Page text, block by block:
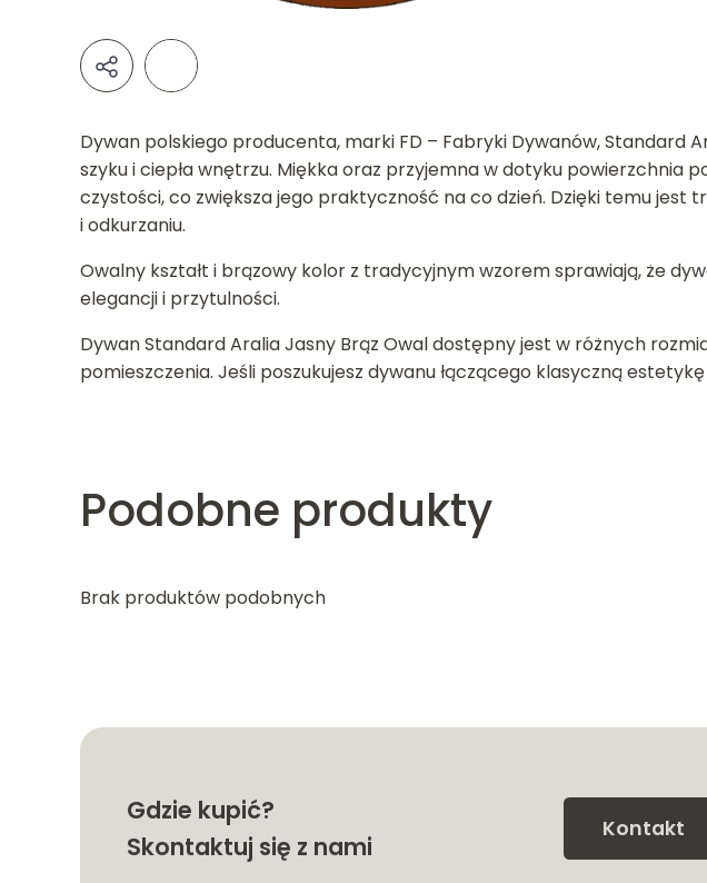
Dywan polskiego producenta, marki FD – Fabryki Dywanów,
szyku i ciepła wnętrzu. Miękka oraz przyjemna w dotyku powierzchnia
czystości, co zwiększa jego praktyczność na co dzień. Dzięki temu jest
i odkurzaniu. ​
Owalny kształt i brązowy kolor z tradycyjnym wzorem sprawiają, że
elegancji i przytulności.
Dywan Standard Aralia Jasny Brąz Owal dostępny jest w różnych
pomieszczenia. Jeśli poszukujesz dywanu łączącego klasyczną
Podobne produkty
Brak produktów podobnych
Gdzie kupić?
Skontaktuj się z nami
Kontakt